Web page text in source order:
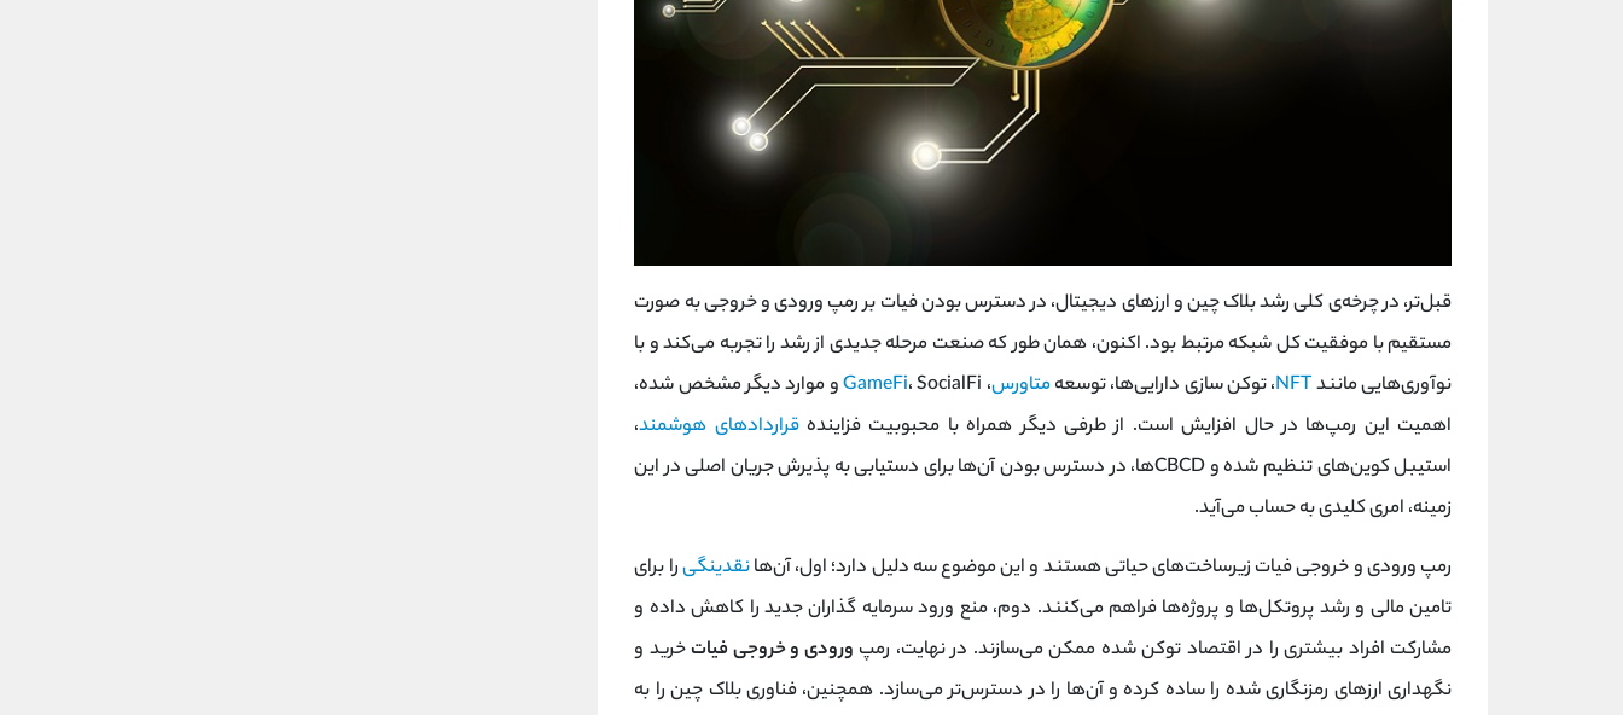
قبل‌تر، در چرخه‌ی کلی رشد بلاک چین و ارزهای دیجیتال، در دسترس بودن فیات بر رمپ ورودی و خروجی به صورت
مستقیم با موفقیت کل شبکه مرتبط بود. اکنون، همان طور که صنعت مرحله جدیدی از رشد را تجربه می‌کند و با
نوآوری‌هایی مانندNFT‌، توکن سازی دارایی‌ها، توسعهمتاورس، GameFi، SocialFi و موارد دیگر مشخص شده،
اهمیت این رمپ‌ها در حال افزایش است. از طرفی دیگر همراه با محبوبیت فزایندهقراردادهای هوشمند،
استیبل کوین‌های تنظیم شده و CBCDها، در دسترس بودن آن‌ها برای دستیابی به پذیرش جریان اصلی در این
زمینه، امری کلیدی به حساب می‌آید.
رمپ ورودی و خروجی فیات زیرساخت‌های حیاتی هستند و این موضوع سه دلیل دارد؛ اول، آن‌هانقدینگیرا برای
تامین مالی و رشد پروتکل‌ها و پروژه‌ها فراهم می‌کنند. دوم، منع ورود سرمایه گذاران جدید را کاهش داده و
مشارکت افراد بیشتری را در اقتصاد توکن شده ممکن می‌سازند. در نهایت، رمپ ورودی و خروجی فیاتخرید و
نگهداری ارزهای رمزنگاری شده را ساده کرده و آن‌ها را در دسترس‌تر می‌سازد. همچنین، فناوری بلاک چین را به